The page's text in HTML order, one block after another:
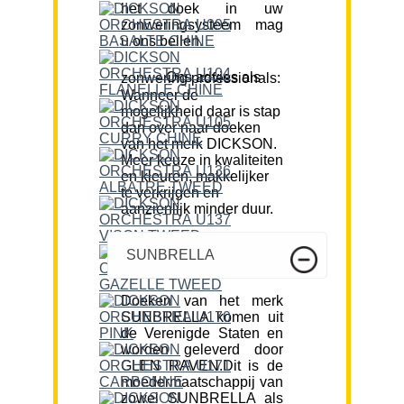
het doek in uw
zonweringsysteem mag
u ons bellen.
Ons advies als zonwering professionals:
Wanneer de
mogelijkheid daar is stap
dan over naar doeken
van het merk DICKSON.
Meer keuze in kwaliteiten
en kleuren, makkelijker
te verkrijgen en
aanzienlijk minder duur.
SUNBRELLA
Doeken van het merk
SUNBRELLA komen uit
de Verenigde Staten en
worden geleverd door
GLEN RAVEN.Dit is de
moedermaatschappij van
zowel SUNBRELLA als